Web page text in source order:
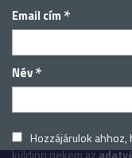
Email cím *
Név*
Hozzájárulok ahhoz,
küldjön nekem az